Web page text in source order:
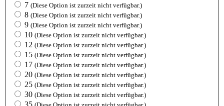
7 (Diese Option ist zurzeit nicht verfügbar.)
8 (Diese Option ist zurzeit nicht verfügbar.)
9 (Diese Option ist zurzeit nicht verfügbar.)
10 (Diese Option ist zurzeit nicht verfügbar.)
12 (Diese Option ist zurzeit nicht verfügbar.)
15 (Diese Option ist zurzeit nicht verfügbar.)
17 (Diese Option ist zurzeit nicht verfügbar.)
20 (Diese Option ist zurzeit nicht verfügbar.)
25 (Diese Option ist zurzeit nicht verfügbar.)
30 (Diese Option ist zurzeit nicht verfügbar.)